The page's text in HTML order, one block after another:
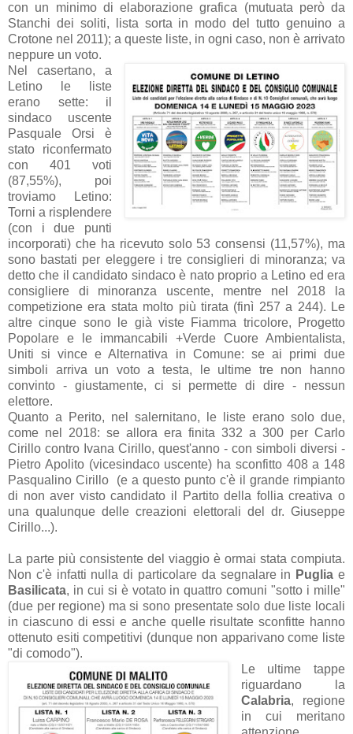
con un minimo di elaborazione grafica (mutuata però da
Stanchi dei soliti, lista sorta in modo del tutto genuino a
Crotone nel 2011); a queste liste, in ogni caso, non è arrivato
neppure un voto.
Nel casertano, a
Letino le liste
erano sette: il
sindaco uscente
Pasquale Orsi è
stato riconfermato
con 401 voti
(87,55%), poi
troviamo Letino:
Torni a risplendere
(con i due punti
incorporati) che ha ricevuto solo 53 consensi (11,57%), ma
sono bastati per eleggere i tre consiglieri di minoranza; va
detto che il candidato sindaco è nato proprio a Letino ed era
consigliere di minoranza uscente, mentre nel 2018 la
competizione era stata molto più tirata (finì 257 a 244). Le
altre cinque sono le già viste Fiamma tricolore, Progetto
Popolare e le immancabili +Verde Cuore Ambientalista,
Uniti si vince e Alternativa in Comune: se ai primi due
simboli arriva un voto a testa, le ultime tre non hanno
convinto - giustamente, ci si permette di dire - nessun
elettore.
Quanto a Perito, nel salernitano, le liste erano solo due,
come nel 2018: se allora era finita 332 a 300 per Carlo
Cirillo contro Ivana Cirillo, quest'anno - con simboli diversi -
Pietro Apolito (vicesindaco uscente) ha sconfitto 408 a 148
Pasqualino Cirillo (e a questo punto c'è il grande rimpianto
di non aver visto candidato il Partito della follia creativa o
una qualunque delle creazioni elettorali del dr. Giuseppe
Cirillo...).
La parte più consistente del viaggio è ormai stata compiuta.
Non c'è infatti nulla di particolare da segnalare in Puglia e
Basilicata, in cui si è votato in quattro comuni "sotto i mille"
(due per regione) ma si sono presentate solo due liste locali
in ciascuno di essi e anche quelle risultate sconfitte hanno
ottenuto esiti competitivi (dunque non apparivano come liste
"di comodo").
Le ultime tappe
riguardano la
Calabria, regione
in cui meritano